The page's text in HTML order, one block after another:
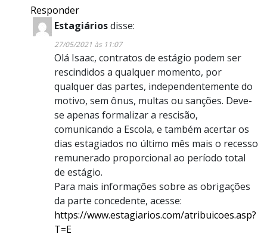
Responder
Estagiáriosdisse:
27/05/2021 às 11:07
Olá Isaac, contratos de estágio podem ser
rescindidos a qualquer momento, por
qualquer das partes, independentemente do
motivo, sem ônus, multas ou sanções. Deve-
se apenas formalizar a rescisão,
comunicando a Escola, e também acertar os
dias estagiados no último mês mais o recesso
remunerado proporcional ao período total
de estágio.
Para mais informações sobre as obrigações
da parte concedente, acesse:
https://www.estagiarios.com/atribuicoes.asp?
T=E